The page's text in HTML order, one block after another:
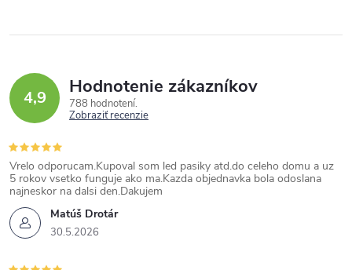
4,9 Hodnotenie zákazníkov
788 hodnotení
Zobraziť recenzie
Matúš Drotár
30.5.2026
Vrelo odporucam.Kupoval som led pasiky atd.do celeho domu a uz
5 rokov vsetko funguje ako ma.Kazda objednavka bola odoslana
najneskor na dalsi den.Dakujem